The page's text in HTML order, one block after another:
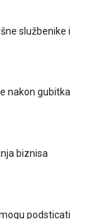
službenike i
nakon gubitka
biznisa
podsticati